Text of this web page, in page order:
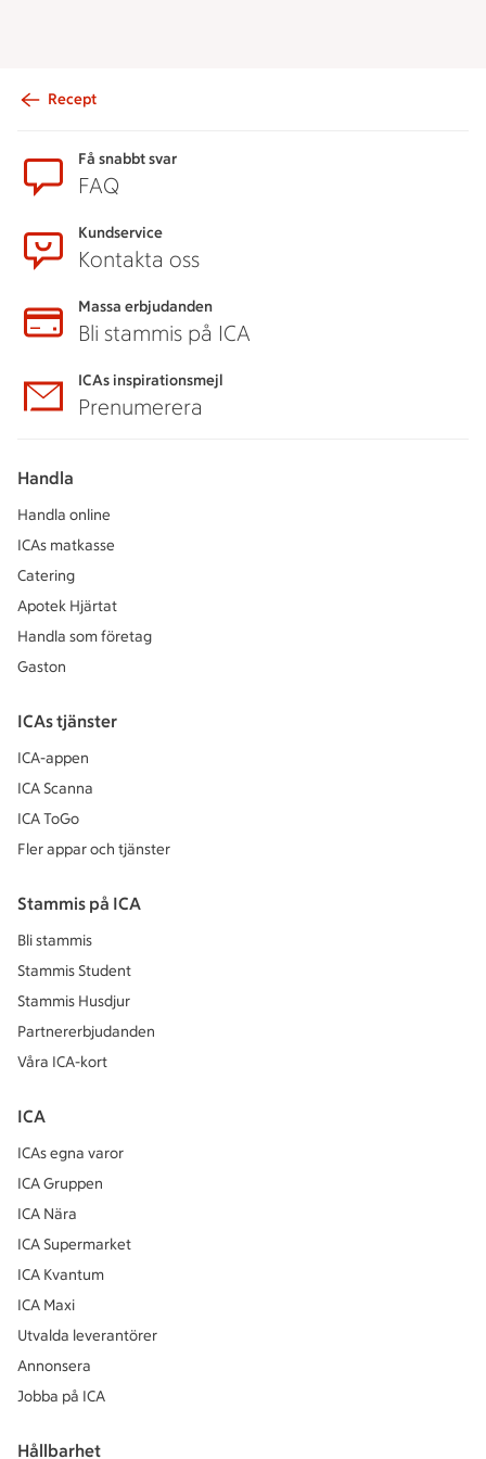
Recept
Få snabbt svar
FAQ
Kundservice
Kontakta oss
Massa erbjudanden
Bli stammis på ICA
ICAs inspirationsmejl
Prenumerera
Handla
Handla online
ICAs matkasse
Catering
Apotek Hjärtat
Handla som företag
Gaston
ICAs tjänster
ICA-appen
ICA Scanna
ICA ToGo
Fler appar och tjänster
Stammis på ICA
Bli stammis
Stammis Student
Stammis Husdjur
Partnererbjudanden
Våra ICA-kort
ICA
ICAs egna varor
ICA Gruppen
ICA Nära
ICA Supermarket
ICA Kvantum
ICA Maxi
Utvalda leverantörer
Annonsera
Jobba på ICA
Hållbarhet